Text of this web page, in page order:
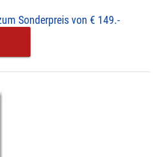
Sonderpreis von € 149.-